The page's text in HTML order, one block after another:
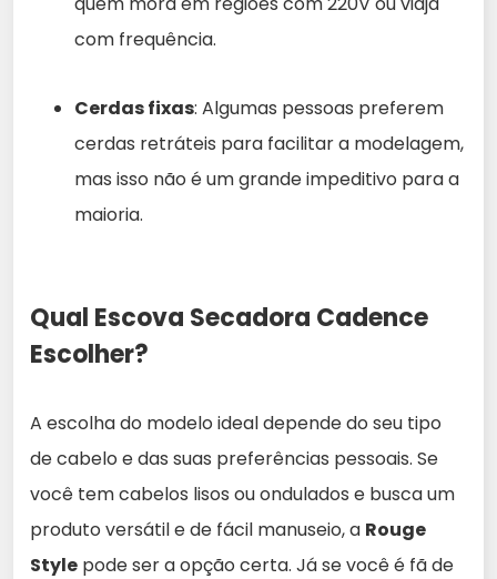
com frequência.
Cerdas fixas: Algumas pessoas preferem
cerdas retráteis para facilitar a modelagem,
mas isso não é um grande impeditivo para a
maioria.
Qual Escova Secadora Cadence
Escolher?
A escolha do modelo ideal depende do seu tipo
de cabelo e das suas preferências pessoais. Se
você tem cabelos lisos ou ondulados e busca um
produto versátil e de fácil manuseio, a Rouge
Style pode ser a opção certa. Já se você é fã de